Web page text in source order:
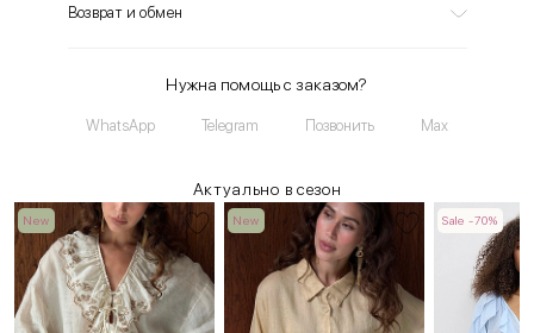
Возврат и обмен
Нужна помощь с заказом?
WhatsApp Telegram Позвонить Max
Актуально в сезон
New New Sale -70%